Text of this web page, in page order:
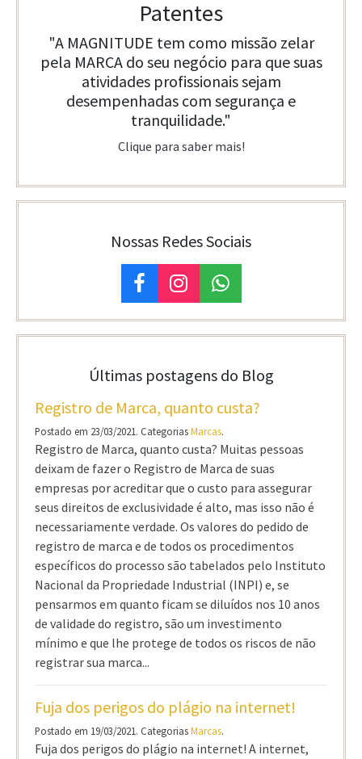
Patentes
"A MAGNITUDE tem como missão zelar
pela MARCA do seu negócio para que suas
atividades profissionais sejam
desempenhadas com segurança e
tranquilidade."
Clique para saber mais!
Nossas Redes Sociais
Últimas postagens do Blog
Registro de Marca, quanto custa?
Postado em 23/03/2021. CategoriasMarcas.
Registro de Marca, quanto custa? Muitas pessoas
deixam de fazer o Registro de Marca de suas
empresas por acreditar que o custo para assegurar
seus direitos de exclusividade é alto, mas isso não é
necessariamente verdade. Os valores do pedido de
registro de marca e de todos os procedimentos
específicos do processo são tabelados pelo Instituto
Nacional da Propriedade Industrial (INPI) e, se
pensarmos em quanto ficam se diluídos nos 10 anos
de validade do registro, são um investimento
mínimo e que lhe protege de todos os riscos de não
registrar sua marca...
Fuja dos perigos do plágio na internet!
Postado em 19/03/2021. CategoriasMarcas.
Fuja dos perigos do plágio na internet! A internet,